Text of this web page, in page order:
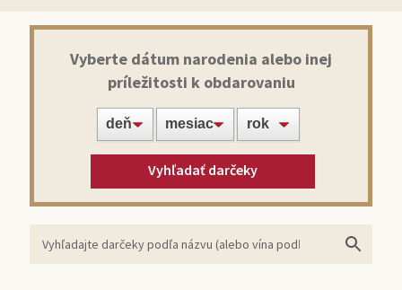
Prehľad darčekov
Noviny zo dňa narodenia
Víno z roku narodenia
Vyberte dátum narodenia alebo inej
príležitosti k obdarovaniu
Vyhľadať darčeky